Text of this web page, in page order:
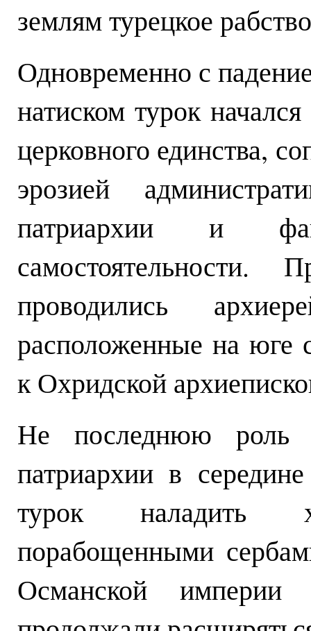
землям турецкое
Одновременно с
натиском турок
церковного единства,
эрозией
патриархии и
самостоятельности.
проводились
расположенные на юге
к Охридской
Не последнюю роль
патриархии в
турок наладить
порабощенными
Османской